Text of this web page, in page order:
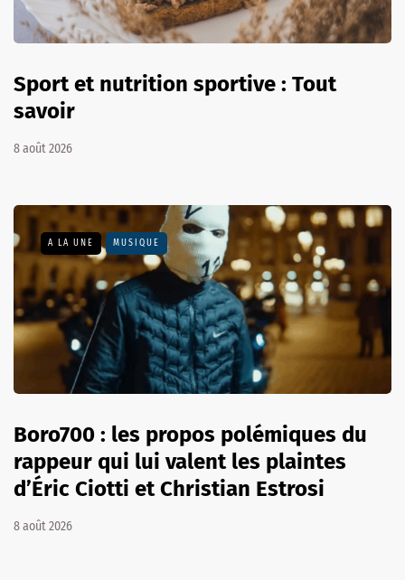
Sport et nutrition sportive : Tout
savoir
8 août 2026
A LA UNE MUSIQUE
Boro700 : les propos polémiques du
rappeur qui lui valent les plaintes
d’Éric Ciotti et Christian Estrosi
8 août 2026